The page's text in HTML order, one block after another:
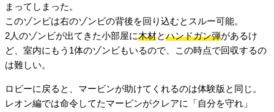
まってしまった。
このゾンビは右のゾンビの背後を回り込むとスルー可能。
2人のゾンビが出てきた小部屋に木材とハンドガン弾があるけ
ど、室内にもう1体のゾンビもいるので、この時点で回収するの
は難しい。
ロビーに戻ると、マービンが助けてくれるのは体験版と同じ。
レオン編では命令してたマービンがクレアに「自分を守れ」